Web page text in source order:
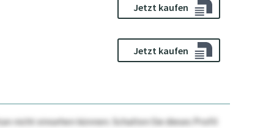
Jetzt kaufen
Jetzt kaufen
nicht einsehen können. Schalten Sie dieses Profil